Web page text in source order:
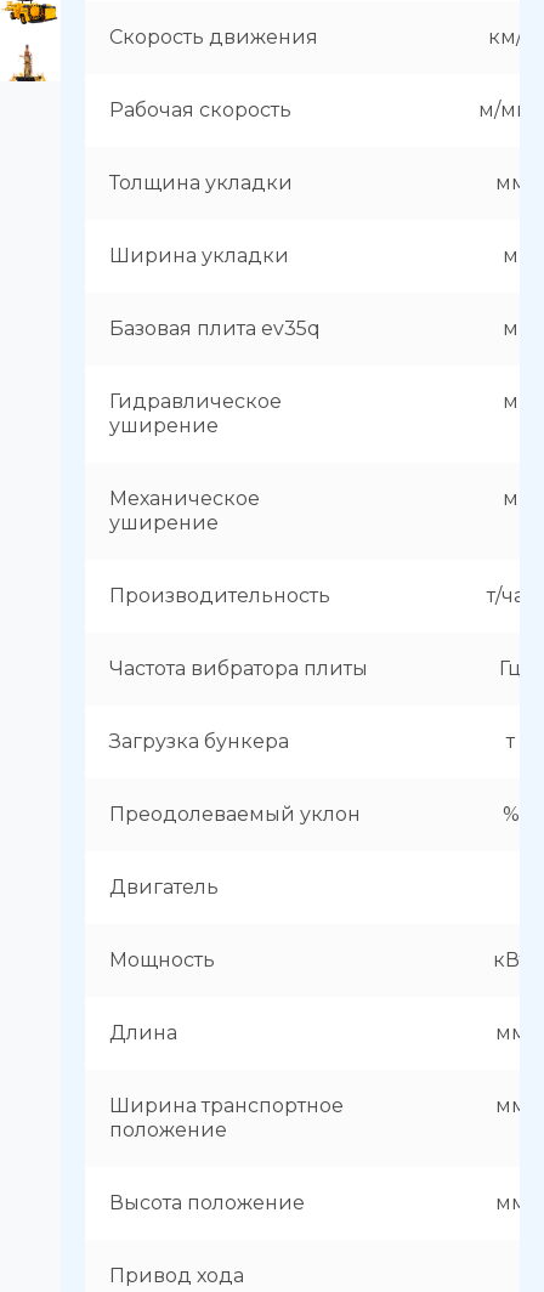
Скорость движения км/ч
Рабочая скорость м/мин
Толщина укладки мм
Ширина укладки м
Базовая плита ev35q м
Гидравлическое
уширение
м
Механическое
уширение
м
Производительность т/час
Частота вибратора плиты Гц
Загрузка бункера т
Преодолеваемый уклон %
Двигатель
Мощность кВт
Длина мм
Ширина транспортное
положение
мм
Высота положение мм
Привод хода